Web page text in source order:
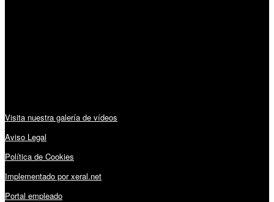
Visita nuestra galería de vídeos
Aviso Legal
Política de Cookies
Implementado por xeral.net
Portal empleado